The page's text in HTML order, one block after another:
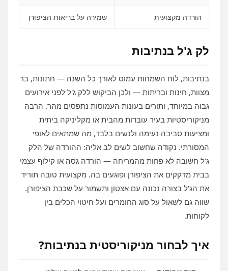
הורדה מקצועית שמירה על בריאות הציפורן
לק ג'ל בנתיבות
בנתיבות, לוח השמחות עמוס לאורך כל השנה — חתונות, בר
מצוות, חינות ובריתות — ולכן הביקוש ללק ג'ל לפני אירועים
גבוה במיוחד, ותורים בעונות העמוסות נתפסים מהר. הרבה
מניקוריסטיות בעיר עובדות מהבית או מקליניקה ביתית
ומציעות סביבה נעימה ולנשים בלבד, מה שמתאים לאופי
המסורתי. נקודה שחשוב לשים לב אליה: ההורדה של הלק
ג'ל חשובה לא פחות מהמריחה — הורדה גסה או קילוף עצמי
בבית מדקקים את הציפורן ופוגעים בה. מקצועית טובה תוריד
את הג'ל בצורה נכונה עם אצטון ותשמור על שכבת הציפורן.
שווה גם לשאול על סוג החומרים ועל חיטוי הכלים בין
לקוחות.
איך לבחור מניקוריסטית בנתיבות?